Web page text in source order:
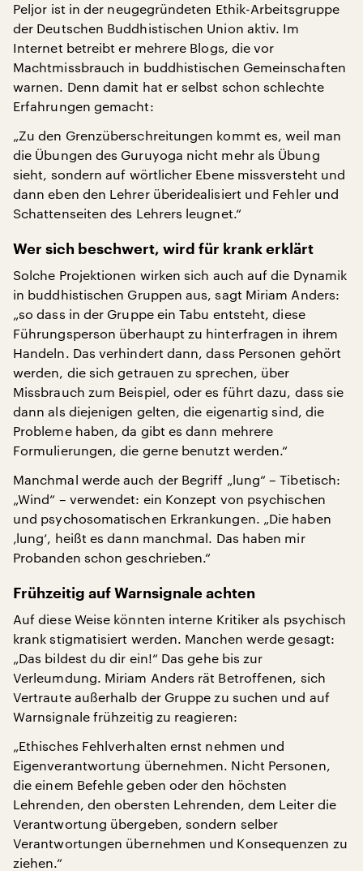
Peljor ist in der neugegründeten Ethik-Arbeitsgruppe
der Deutschen Buddhistischen Union aktiv. Im
Internet betreibt er mehrere Blogs, die vor
Machtmissbrauch in buddhistischen Gemeinschaften
warnen. Denn damit hat er selbst schon schlechte
Erfahrungen gemacht:
„Zu den Grenzüberschreitungen kommt es, weil man
die Übungen des Guruyoga nicht mehr als Übung
sieht, sondern auf wörtlicher Ebene missversteht und
dann eben den Lehrer überidealisiert und Fehler und
Schattenseiten des Lehrers leugnet.“
Wer sich beschwert, wird für krank erklärt
Solche Projektionen wirken sich auch auf die Dynamik
in buddhistischen Gruppen aus, sagt Miriam Anders:
„so dass in der Gruppe ein Tabu entsteht, diese
Führungsperson überhaupt zu hinterfragen in ihrem
Handeln. Das verhindert dann, dass Personen gehört
werden, die sich getrauen zu sprechen, über
Missbrauch zum Beispiel, oder es führt dazu, dass sie
dann als diejenigen gelten, die eigenartig sind, die
Probleme haben, da gibt es dann mehrere
Formulierungen, die gerne benutzt werden.“
Manchmal werde auch der Begriff „lung“ – Tibetisch:
„Wind“ – verwendet: ein Konzept von psychischen
und psychosomatischen Erkrankungen. „Die haben
‚lung‘, heißt es dann manchmal. Das haben mir
Probanden schon geschrieben.“
Frühzeitig auf Warnsignale achten
Auf diese Weise könnten interne Kritiker als psychisch
krank stigmatisiert werden. Manchen werde gesagt:
„Das bildest du dir ein!“ Das gehe bis zur
Verleumdung. Miriam Anders rät Betroffenen, sich
Vertraute außerhalb der Gruppe zu suchen und auf
Warnsignale frühzeitig zu reagieren:
„Ethisches Fehlverhalten ernst nehmen und
Eigenverantwortung übernehmen. Nicht Personen,
die einem Befehle geben oder den höchsten
Lehrenden, den obersten Lehrenden, dem Leiter die
Verantwortung übergeben, sondern selber
Verantwortungen übernehmen und Konsequenzen zu
ziehen.“